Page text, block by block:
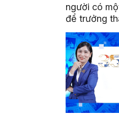
người có
để trưởng